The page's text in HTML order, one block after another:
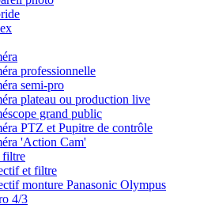
professionnelle
semi-pro
plateau ou production live
grand public
PTZ et Pupitre de contrôle
'Action Cam'
filtre
et filtre
monture Panasonic Olympus
4/3